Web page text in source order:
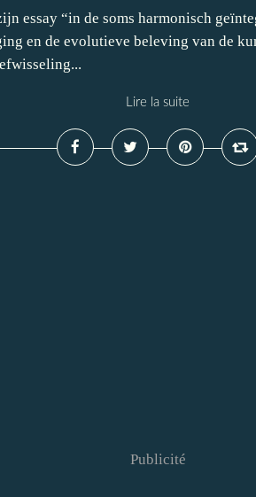
essay “in de soms harmonisch
en de evolutieve beleving van de
Lire la suite
Publicité